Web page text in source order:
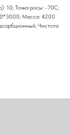
10; Точка росы: -70С;
Масса: 4200
Чистота